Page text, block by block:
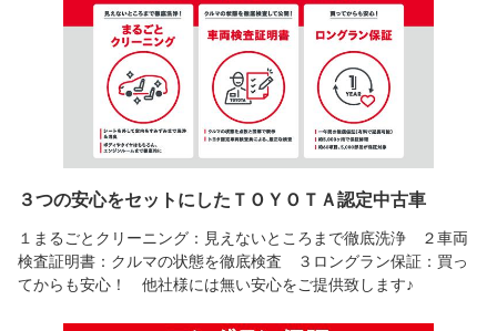
３つの安心をセットにしたＴＯＹＯＴＡ認定中古車
１まるごとクリーニング：見えないところまで徹底洗浄 ２車両
検査証明書：クルマの状態を徹底検査 ３ロングラン保証：買っ
てからも安心！ 他社様には無い安心をご提供致します♪